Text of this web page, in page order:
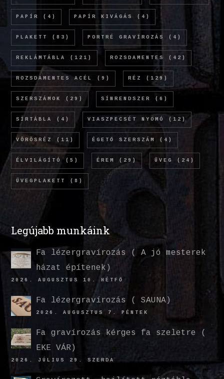
PAPÍR (4) PAPÍR KIVÁGÁS (4)
PLAKETT (83) PORTRÉ GRAVÍROZÁS (4)
REKLÁMTÁBLA (121) ROZSDAMENTES (42)
ROZSDAMENTES ACÉL (9) RÉZ (129)
SZERSZÁMOK (29) SÍNRENDSZER (6)
SÍRTÁBLA (4) VIASZPECSÉT NYOMÓ (12)
VÖRÖSRÉZ (11) ÉGETŐ SZERSZÁM (4)
ÉLVILÁGÍTÓ (5) ÉREM (29) ÜVEG (24)
ÜVEGPLAKETT (8)
Legújabb munkáink
Fa lézergravírozás ( A jó mesterek
házat építenek)
2026. AUGUSZTUS 10. HÉTFŐ
Fa lézergravírozás ( SAUNA)
2026. AUGUSZTUS 7. PÉNTEK
Fa gravírozás kérges fa szeletre (
EKE VÁR)
2026. JÚLIUS 29. SZERDA